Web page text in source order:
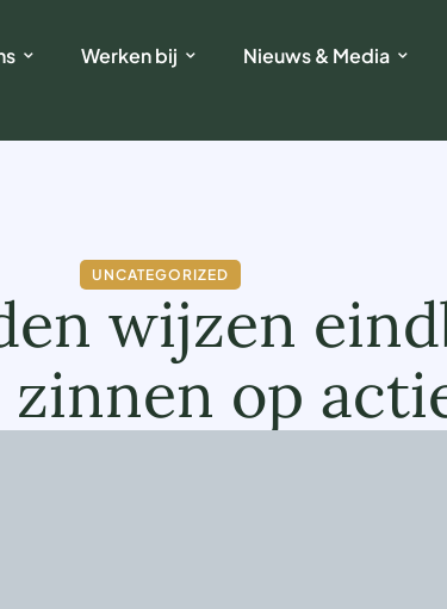
Werken bij Nieuws & Media
UNCATEGORIZED
wijzen
zinnen op